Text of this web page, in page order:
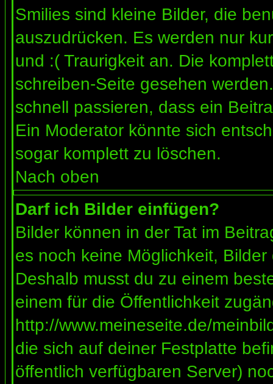
Smilies sind kleine Bilder, die
auszudrücken. Es werden nur
und :( Traurigkeit an. Die
schreiben-Seite gesehen
schnell passieren, dass ein
Ein Moderator könnte sich
sogar komplett zu löschen.
Nach oben
Darf ich Bilder einfügen?
Bilder können in der Tat im
es noch keine Möglichkeit,
Deshalb musst du zu einem
einem für die Öffentlichkeit
http://www.meineseite.de/
die sich auf deiner Festplatte
öffentlich verfügbaren Server)